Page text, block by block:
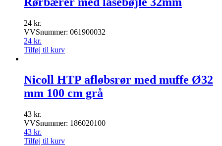
24 kr.
VVSnummer: 061900032
24 kr.
Tilføj til kurv
Nicoll HTP afløbsrør med muffe Ø32
mm 100 cm grå
43 kr.
VVSnummer: 186020100
43 kr.
Tilføj til kurv